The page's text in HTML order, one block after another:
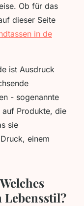
Ob für das
dieser Seite
in de
ist Ausdruck
- sogenannte
auf Produkte, die
sie
einem
Lebensstil?